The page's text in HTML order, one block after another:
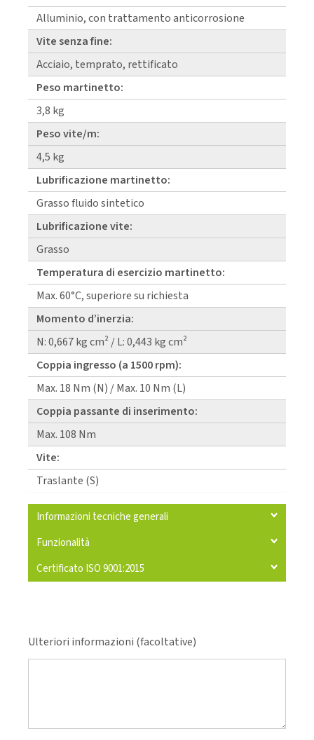
Alluminio, con trattamento anticorrosione
Vite senza fine:
Acciaio, temprato, rettificato
Peso martinetto:
3,8 kg
Peso vite/m:
4,5 kg
Lubrificazione martinetto:
Grasso fluido sintetico
Lubrificazione vite:
Grasso
Temperatura di esercizio martinetto:
Max. 60°C, superiore su richiesta
Momento d’inerzia:
N: 0,667 kg cm² / L: 0,443 kg cm²
Coppia ingresso (a 1500 rpm):
Max. 18 Nm (N) / Max. 10 Nm (L)
Coppia passante di inserimento:
Max. 108 Nm
Vite:
Traslante (S)
Informazioni tecniche generali
Funzionalità
Certificato ISO 9001:2015
Ulteriori informazioni (facoltative)